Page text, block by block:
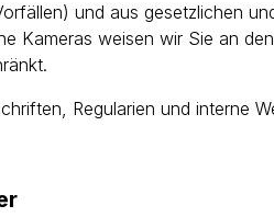
und aus gesetzlichen
Kameras weisen wir Sie an
Regularien und interne